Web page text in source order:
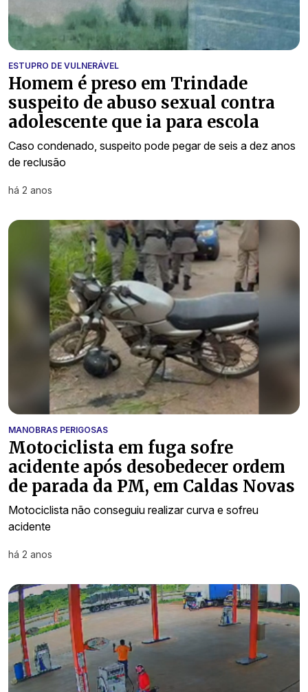
ESTUPRO DE VULNERÁVEL
Homem é preso em Trindade
suspeito de abuso sexual contra
adolescente que ia para escola
Caso condenado, suspeito pode pegar de seis a dez anos
de reclusão
há 2 anos
MANOBRAS PERIGOSAS
Motociclista em fuga sofre
acidente após desobedecer ordem
de parada da PM, em Caldas Novas
Motociclista não conseguiu realizar curva e sofreu
acidente
há 2 anos